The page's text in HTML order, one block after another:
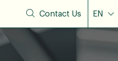
Contact Us EN